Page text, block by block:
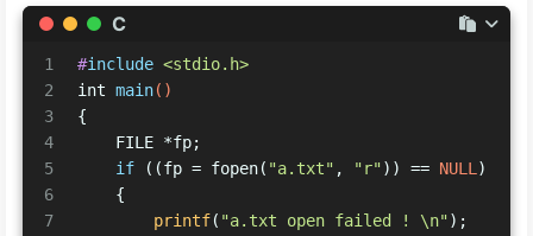
C
1
2
3
4
5
6
7
#include <stdio.h>
int main()
{
    FILE *fp;
if ((fp = fopen( "a.txt" , "r")) == NULL )
    {
printf( "a.txt open failed ! \n");